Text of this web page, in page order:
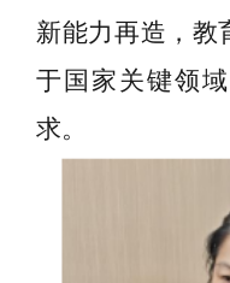
新能力再造， 教
于国家关键领域
求。